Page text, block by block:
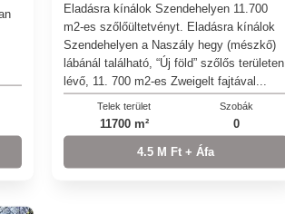
Eladásra kínálok Szendehelyen 11.700
m2-es szőlőültetvényt. Eladásra kínálok
Szendehelyen a Naszály hegy (mészkő)
lábánál található, “Új föld” szőlős területen
lévő, 11. 700 m2-es Zweigelt fajtával...
Telek terület
11700 m²
Szobák
0
4.5 M Ft + Áfa